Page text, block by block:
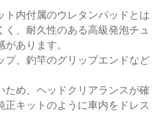
ト内付属のウレタンパッドとは
、耐久性のある高級発泡チュ
あります。
プ、釣竿のグリップエンドなど
ため、ヘッドクリアランスが確
キットのように車内をドレス